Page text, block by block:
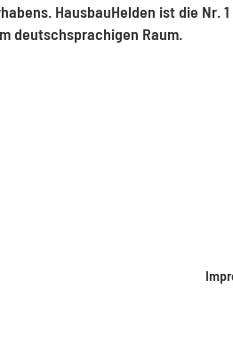
HausbauHelden ist die Nr. 1
deutschsprachigen Raum.